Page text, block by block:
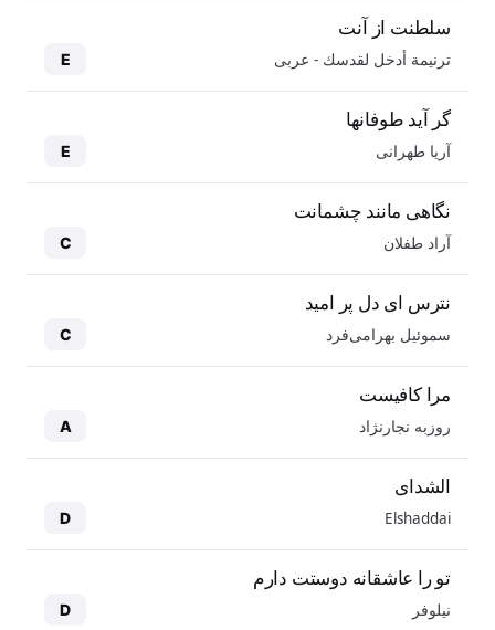
سلطنت از آنت
ترنيمة أدخل لقدسك - عربی E
گر آید طوفانها
آریا طهرانی E
نگاهی مانند چشمانت
آراد طفلان C
نترس ای دل پر امید
سموئیل بهرامی‌فرد C
مرا کافیست
روزبه نجارنژاد A
الشدای
Elshaddai
D
تو را عاشقانه دوستت دارم
نیلوفر D